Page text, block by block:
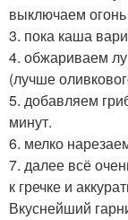
выключаем
3. пока каша
4. обжариваем
(лучше
5. добавляем
минут.
6. мелко
7. далее всё
к гречке и
Вкуснейший